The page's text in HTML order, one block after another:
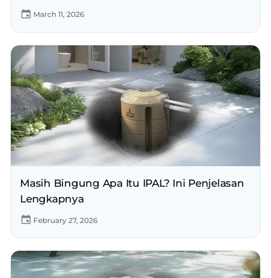
March 11, 2026
Masih Bingung Apa Itu IPAL? Ini Penjelasan
Lengkapnya
February 27, 2026